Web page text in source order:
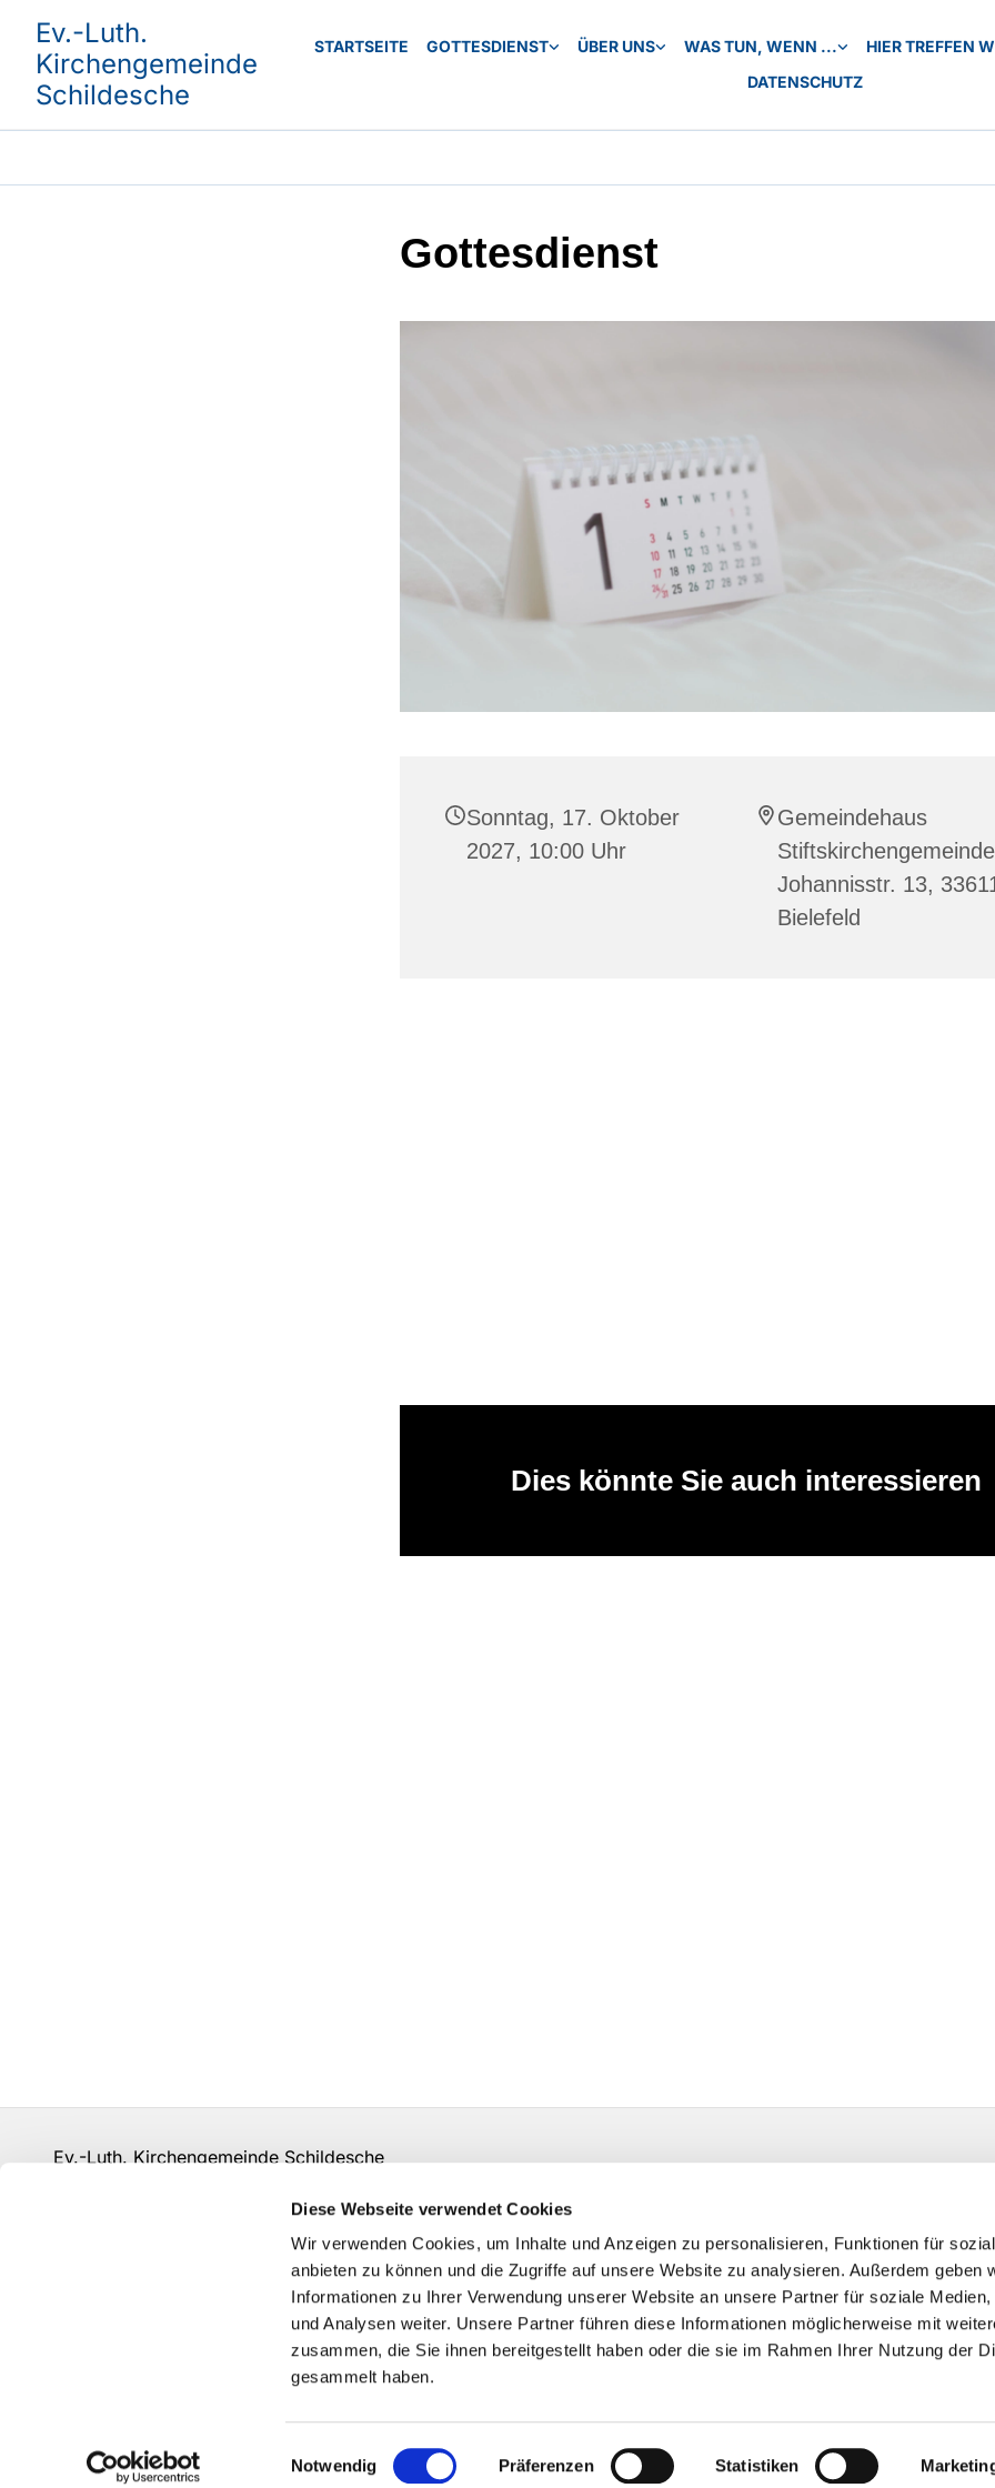
Diese Webseite verwendet Cookies
Wir verwenden Cookies, um Inhalte und Anzeigen zu personalisieren, Funktionen für
anbieten zu können und die Zugriffe auf unsere Website zu analysieren. Außerdem geben
Informationen zu Ihrer Verwendung unserer Website an unsere Partner für soziale Medien,
und Analysen weiter. Unsere Partner führen diese Informationen möglicherweise mit
zusammen, die Sie ihnen bereitgestellt haben oder die sie im Rahmen Ihrer Nutzung der
gesammelt haben.
Einwilligungsauswahl
Notwendig Präferenzen Statistiken
Ev.-Luth.
Kirchengemeinde
Schildesche
STARTSEITE GOTTESDIENST ÜBER UNS WAS TUN, WENN ...
HIER TREFFEN
DATENSCHUTZ
Gottesdienst
Sonntag, 17. Oktober
2027, 10:00 Uhr
Gemeindehaus
Johannisstr. 13,
Bielefeld
Dies könnte Sie auch interessieren
Ev.-Luth. Kirchengemeinde Schildesche